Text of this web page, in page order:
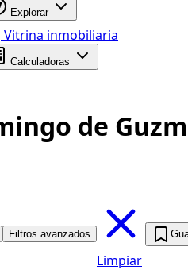
Explorar
Vitrina inmobiliaria
Calculadoras
de
Filtros avanzados
Limpiar